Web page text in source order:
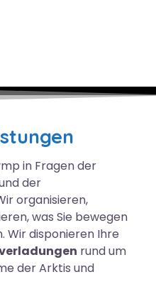
in Fragen der
der
organisieren,
was Sie bewegen
Wir disponieren Ihre
rund um
der Arktis und